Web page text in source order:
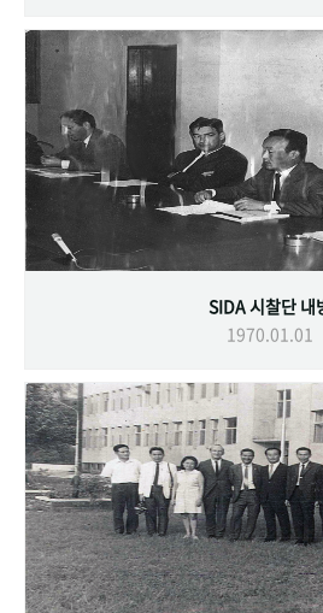
SIDA 시찰단 내
1970.01.01